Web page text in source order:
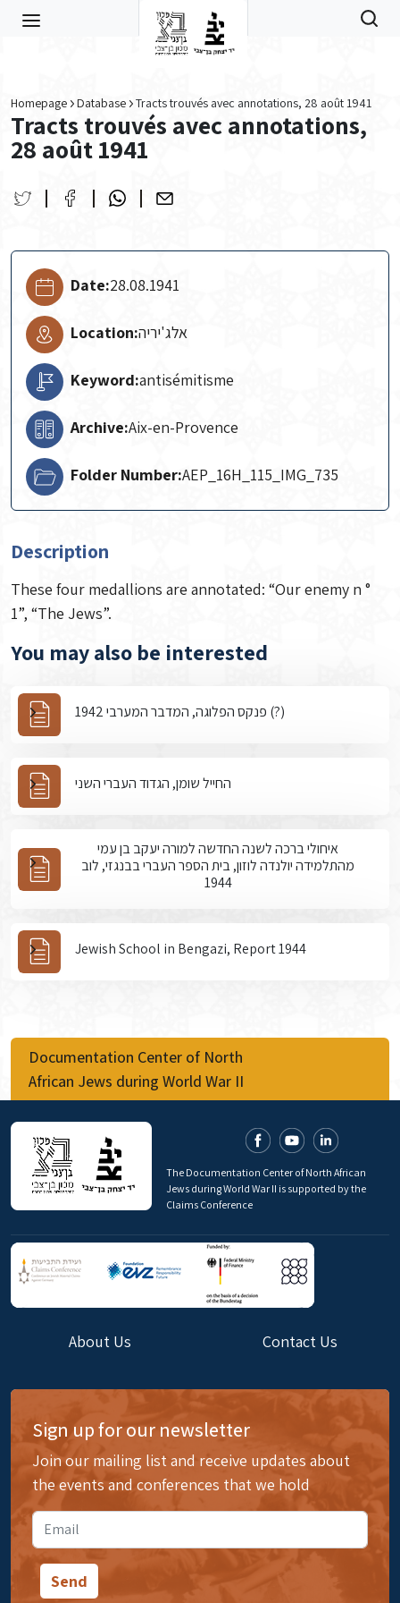
Homepage Database Tracts trouvés avec annotations, 28 août 1941
Tracts trouvés avec annotations,
28 août 1941
Date:28.08.1941
Location:אלג'יריה
Keyword:antisémitisme
Archive:Aix-en-Provence
Folder Number:AEP_16H_115_IMG_735
Description
These four medallions are annotated: “Our enemy n °
1”, “The Jews”.
You may also be interested
פנקס הפלוגה, המדבר המערבי 1942 (?)
החייל שומן, הגדוד העברי השני
איחולי ברכה לשנה החדשה למורה יעקב בן עמי
מהתלמידה יולנדה לוזון, בית הספר העברי בבנגזי, לוב
1944
Jewish School in Bengazi, Report 1944
Documentation Center of North
African Jews during World War II
The Documentation Center of North African
Jews during World War II is supported by the
Claims Conference
About Us Contact Us
Sign up for our newsletter
Join our mailing list and receive updates about
the events and conferences that we hold